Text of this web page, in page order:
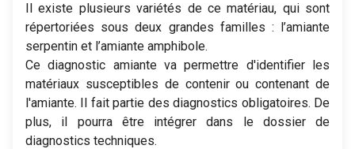
Il existe plusieurs variétés de ce matériau, qui sont
répertoriées sous deux grandes familles : l’amiante
serpentin et l’amiante amphibole.
Ce diagnostic amiante va permettre d'identifier les
matériaux susceptibles de contenir ou contenant de
l'amiante. Il fait partie des diagnostics obligatoires. De
plus, il pourra être intégrer dans le dossier de
diagnostics techniques.